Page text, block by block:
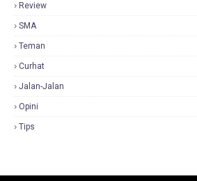
Review
SMA
Teman
Curhat
Jalan-Jalan
Opini
Tips